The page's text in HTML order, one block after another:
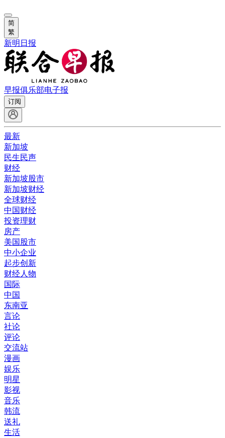
简
繁
新明日报
早报俱乐部电子报
订阅
最新
新加坡
民生民声
财经
新加坡股市
新加坡财经
全球财经
中国财经
投资理财
房产
美国股市
中小企业
起步创新
财经人物
国际
中国
东南亚
言论
社论
评论
交流站
漫画
娱乐
明星
影视
音乐
韩流
送礼
生活